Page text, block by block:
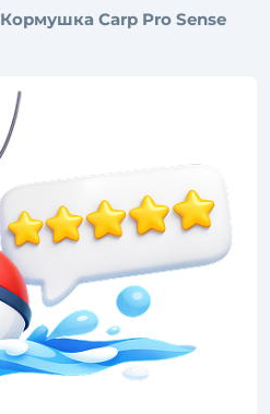
Кормушка Carp Pro Sense